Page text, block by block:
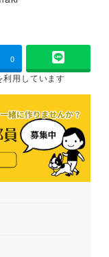
0
利用しています